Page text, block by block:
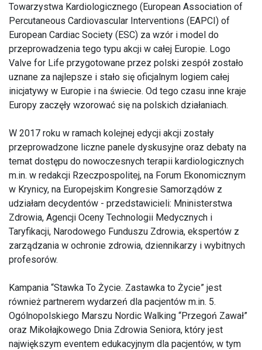
Towarzystwa Kardiologicznego (European Association of
Percutaneous Cardiovascular Interventions (EAPCI) of
European Cardiac Society (ESC) za wzór i model do
przeprowadzenia tego typu akcji w całej Europie. Logo
Valve for Life przygotowane przez polski zespół zostało
uznane za najlepsze i stało się oficjalnym logiem całej
inicjatywy w Europie i na świecie. Od tego czasu inne kraje
Europy zaczęły wzorować się na polskich działaniach.
W 2017 roku w ramach kolejnej edycji akcji zostały
przeprowadzone liczne panele dyskusyjne oraz debaty na
temat dostępu do nowoczesnych terapii kardiologicznych
m.in. w redakcji Rzeczpospolitej, na Forum Ekonomicznym
w Krynicy, na Europejskim Kongresie Samorządów z
udziałam decydentów - przedstawicieli: Mninisterstwa
Zdrowia, Agencji Oceny Technologii Medycznych i
Taryfikacji, Narodowego Funduszu Zdrowia, ekspertów z
zarządzania w ochronie zdrowia, dziennikarzy i wybitnych
profesorów.
Kampania “Stawka To Życie. Zastawka to Życie” jest
również partnerem wydarzeń dla pacjentów m.in. 5.
Ogólnopolskiego Marszu Nordic Walking “Przegoń Zawał”
oraz Mikołajkowego Dnia Zdrowia Seniora, który jest
największym eventem edukacyjnym dla pacjentów, w tym